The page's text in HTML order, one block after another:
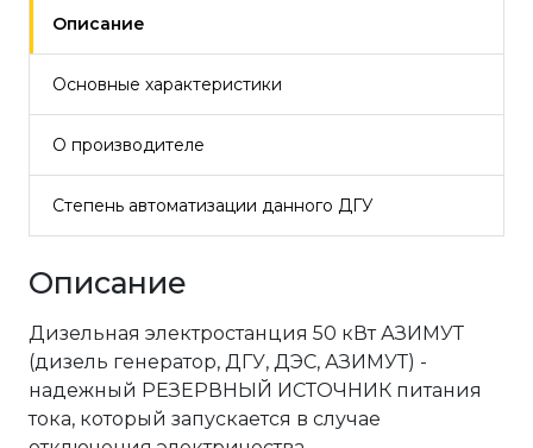
Описание
Основные характеристики
О производителе
Степень автоматизации данного ДГУ
Описание
Дизельная электростанция 50 кВт АЗИМУТ
(дизель генератор, ДГУ, ДЭС, АЗИМУТ) -
надежный РЕЗЕРВНЫЙ ИСТОЧНИК питания
тока, который запускается в случае